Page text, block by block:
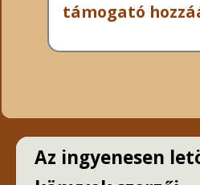
támogató
Az ingyenesen